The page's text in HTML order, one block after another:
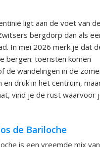
ligt aan de voet van
bergdorp dan als
In mei 2026 merk je dat
bergen: toeristen komen
de wandelingen in de
druk in het centrum,
vind je de rust waarvoor
de Bariloche
is een vreemde mix van